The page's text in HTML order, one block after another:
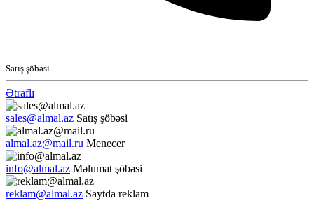
Satış şöbəsi
Ətraflı
sales@almal.az Satış şöbəsi
almal.az@mail.ru Menecer
info@almal.az Məlumat şöbəsi
reklam@almal.az Saytda reklam